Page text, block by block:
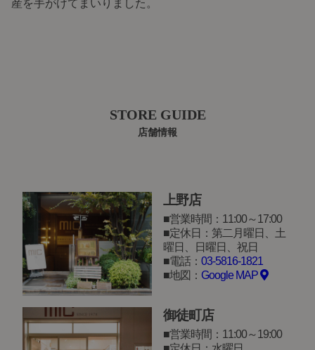
産を手がけてまいりました。
STORE GUIDE
店舗情報
上野店
営業時間：11:00～17:00
定休日：第二月曜日、土
曜日、日曜日、祝日
電話： 03-5816-1821
地図： Google MAP
御徒町店
営業時間：11:00～19:00